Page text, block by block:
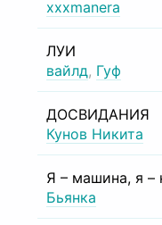
xxxmanera
ЛУИ
вайлд, Гуф
ДОСВИДАНИЯ
Кунов Никита
Я – машина, я –
Бьянка